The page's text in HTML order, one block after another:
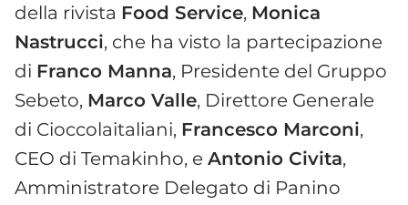
della rivista Food Service, Monica
Nastrucci, che ha visto la partecipazione
di Franco Manna, Presidente del Gruppo
Sebeto, Marco Valle, Direttore Generale
di Cioccolaitaliani, Francesco Marconi,
CEO di Temakinho, e Antonio Civita,
Amministratore Delegato di Panino